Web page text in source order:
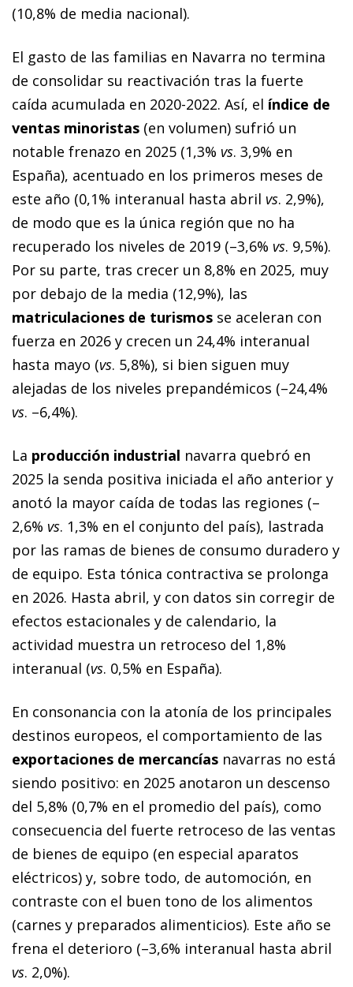
(10,8% de media nacional).
El gasto de las familias en Navarra no termina
de consolidar su reactivación tras la fuerte
caída acumulada en 2020-2022. Así, el índice de
ventas minoristas (en volumen) sufrió un
notable frenazo en 2025 (1,3% vs. 3,9% en
España), acentuado en los primeros meses de
este año (0,1% interanual hasta abril vs. 2,9%),
de modo que es la única región que no ha
recuperado los niveles de 2019 (–3,6% vs. 9,5%).
Por su parte, tras crecer un 8,8% en 2025, muy
por debajo de la media (12,9%), las
matriculaciones de turismos se aceleran con
fuerza en 2026 y crecen un 24,4% interanual
hasta mayo (vs. 5,8%), si bien siguen muy
alejadas de los niveles prepandémicos (–24,4%
vs. –6,4%).
La producción industrial navarra quebró en
2025 la senda positiva iniciada el año anterior y
anotó la mayor caída de todas las regiones (–
2,6% vs. 1,3% en el conjunto del país), lastrada
por las ramas de bienes de consumo duradero y
de equipo. Esta tónica contractiva se prolonga
en 2026. Hasta abril, y con datos sin corregir de
efectos estacionales y de calendario, la
actividad muestra un retroceso del 1,8%
interanual (vs. 0,5% en España).
En consonancia con la atonía de los principales
destinos europeos, el comportamiento de las
exportaciones de mercancías navarras no está
siendo positivo: en 2025 anotaron un descenso
del 5,8% (0,7% en el promedio del país), como
consecuencia del fuerte retroceso de las ventas
de bienes de equipo (en especial aparatos
eléctricos) y, sobre todo, de automoción, en
contraste con el buen tono de los alimentos
(carnes y preparados alimenticios). Este año se
frena el deterioro (–3,6% interanual hasta abril
vs. 2,0%).